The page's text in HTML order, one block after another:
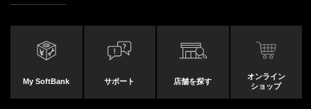
My SoftBank サポート 店舗を探す
オンライン
ショップ